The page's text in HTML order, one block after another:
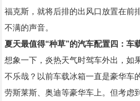
福克斯，就将后排的出风口放置在前
不满的声音。
夏天最值得“种草”的汽车配置四：车
想象一下，炎热天气时驾车外出，如
不乐哉？以前车载冰箱一直是豪华车
劳斯莱斯、奥迪等豪华车上。但考虑